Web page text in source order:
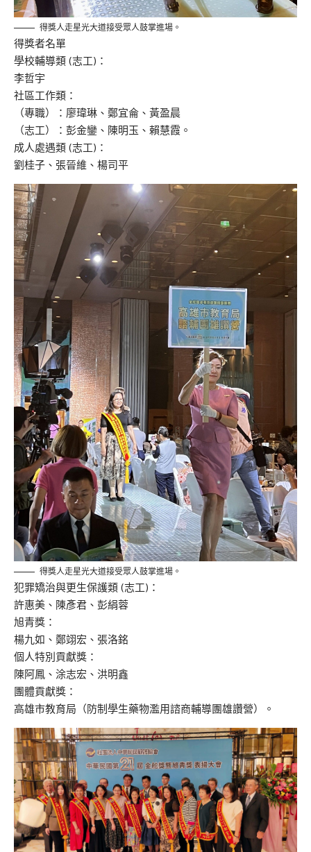
得獎人走星光大道接受眾人鼓掌進場。
得獎者名單
學校輔導類 (志工)：
李哲宇
社區工作類：
（專職）：廖瑋琳、鄭宜侖、黃盈晨
（志工）：彭金鑾、陳明玉、賴慧霞。
成人處遇類 (志工)：
劉桂子、張晉維、楊司平
得獎人走星光大道接受眾人鼓掌進場。
犯罪矯治與更生保護類 (志工)：
許惠美、陳彥君、彭絹蓉
旭青獎：
楊九如、鄭翊宏、張洛銘
個人特別貢獻獎：
陳阿鳳、涂志宏、洪明鑫
團體貢獻獎：
高雄市教育局（防制學生藥物濫用諮商輔導團雄讚營）。